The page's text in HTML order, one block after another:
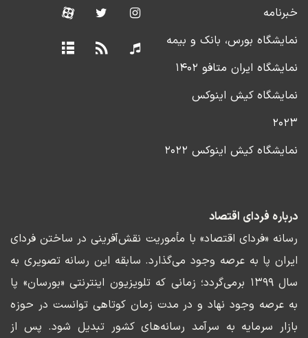
خبرنامه
نمایشگاه بورس، بانک و بیمه
نمایشگاه ایران متافو ۱۴۰۲
نمایشگاه کیش اینوکس
۲۰۲۳
نمایشگاه کیش اینوکس ۲۰۲۲
درباره فردای اقتصاد
رسانه «فردای اقتصاد» با مأموریت نقش‌آفرینی در ساختن فردای
ایران پا به عرصه وجود می‌گذارد. سابقه این رسانه تصویری به
سال ۱۳۹۹ برمی‌گردد؛ زمانی که تلویزیون اینترنتی «بورسان» پا
به عرصه وجود نهاد و در مدت زمان کوتاهی توانست در حوزه
بازار سرمایه به سرآمد رسانه‌های کشور تبدیل شود. پس از